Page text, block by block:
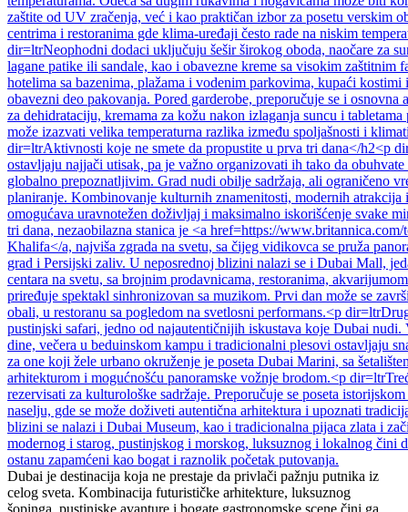
Dubai je destinacija koja ne prestaje da privlači pažnju putnika iz
celog sveta. Kombinacija futurističke arhitekture, luksuznog
šopinga, pustinjske avanture i bogate gastronomske scene čini ga